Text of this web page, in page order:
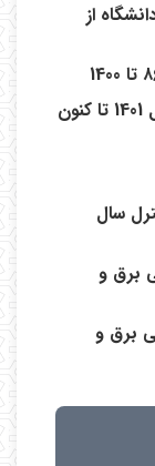
از
سال
برق و
برق و